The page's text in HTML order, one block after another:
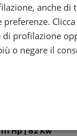
937
Hp | 82 Kw
anche di
Clicca
profilazione
o negare il